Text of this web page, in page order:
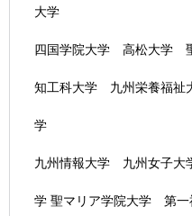
大学
四国学院大学 高松大学
知工科大学 九州栄養福
学
九州情報大学 九州女子
学 聖マリア学院大学 第